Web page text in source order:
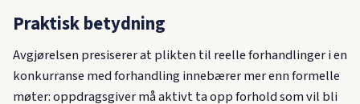
Praktisk betydning
Avgjørelsen presiserer at plikten til reelle forhandlinger i en
konkurranse med forhandling innebærer mer enn formelle
møter: oppdragsgiver må aktivt ta opp forhold som vil bli